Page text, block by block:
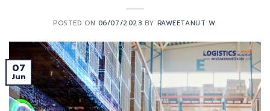
POSTED ON 06/07/2023 BY RAWEETANUT W.
07
Jun